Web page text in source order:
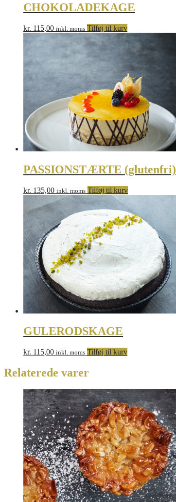
CHOKOLADEKAGE
kr. 115,00 inkl. moms Tilføj til kurv
PASSIONSTÆRTE (glutenfri)
kr. 135,00 inkl. moms Tilføj til kurv
GULERODSKAGE
kr. 115,00 inkl. moms Tilføj til kurv
Relaterede varer